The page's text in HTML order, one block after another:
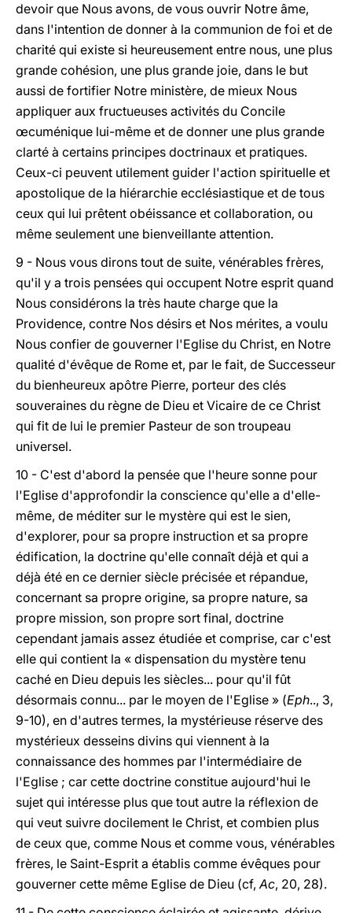
devoir que Nous avons, de vous ouvrir Notre âme,
dans l'intention de donner à la communion de foi et de
charité qui existe si heureusement entre nous, une plus
grande cohésion, une plus grande joie, dans le but
aussi de fortifier Notre ministère, de mieux Nous
appliquer aux fructueuses activités du Concile
œcuménique lui-même et de donner une plus grande
clarté à certains principes doctrinaux et pratiques.
Ceux-ci peuvent utilement guider l'action spirituelle et
apostolique de la hiérarchie ecclésiastique et de tous
ceux qui lui prêtent obéissance et collaboration, ou
même seulement une bienveillante attention.
9 - Nous vous dirons tout de suite, vénérables frères,
qu'il y a trois pensées qui occupent Notre esprit quand
Nous considérons la très haute charge que la
Providence, contre Nos désirs et Nos mérites, a voulu
Nous confier de gouverner l'Eglise du Christ, en Notre
qualité d'évêque de Rome et, par le fait, de Successeur
du bienheureux apôtre Pierre, porteur des clés
souveraines du règne de Dieu et Vicaire de ce Christ
qui fit de lui le premier Pasteur de son troupeau
universel.
10 - C'est d'abord la pensée que l'heure sonne pour
l'Eglise d'approfondir la conscience qu'elle a d'elle-
même, de méditer sur le mystère qui est le sien,
d'explorer, pour sa propre instruction et sa propre
édification, la doctrine qu'elle connaît déjà et qui a
déjà été en ce dernier siècle précisée et répandue,
concernant sa propre origine, sa propre nature, sa
propre mission, son propre sort final, doctrine
cependant jamais assez étudiée et comprise, car c'est
elle qui contient la « dispensation du mystère tenu
caché en Dieu depuis les siècles... pour qu'il fût
désormais connu... par le moyen de l'Eglise » (Eph.., 3,
9-10), en d'autres termes, la mystérieuse réserve des
mystérieux desseins divins qui viennent à la
connaissance des hommes par l'intermédiaire de
l'Eglise ; car cette doctrine constitue aujourd'hui le
sujet qui intéresse plus que tout autre la réflexion de
qui veut suivre docilement le Christ, et combien plus
de ceux que, comme Nous et comme vous, vénérables
frères, le Saint-Esprit a établis comme évêques pour
gouverner cette même Eglise de Dieu (cf,Ac, 20, 28).